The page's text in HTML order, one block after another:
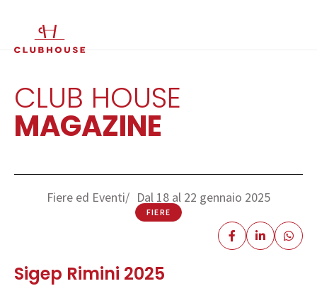
EN
CLUB HOUSE
MAGAZINE
Fiere ed Eventi Dal 18 al 22 gennaio 2025
FIERE
Sigep Rimini 2025